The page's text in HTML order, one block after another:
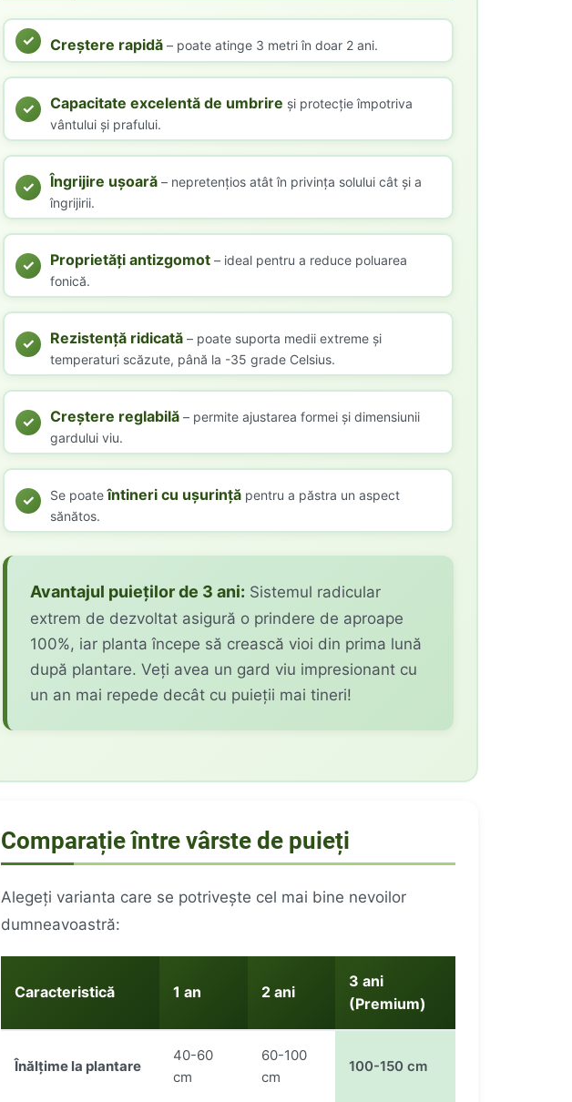
Creștere rapidă – poate atinge 3 metri în doar 2 ani.
Capacitate excelentă de umbrire și protecție împotriva
vântului și prafului.
Îngrijire ușoară – nepretențios atât în privința solului cât și a
îngrijirii.
Proprietăți antizgomot – ideal pentru a reduce poluarea
fonică.
Rezistență ridicată – poate suporta medii extreme și
temperaturi scăzute, până la -35 grade Celsius.
Creștere reglabilă – permite ajustarea formei și dimensiunii
gardului viu.
Se poateîntineri cu ușurință pentru a păstra un aspect
sănătos.
Avantajul puieților de 3 ani: Sistemul radicular
extrem de dezvoltat asigură o prindere de aproape
100%, iar planta începe să crească vioi din prima lună
după plantare. Veți avea un gard viu impresionant cu
un an mai repede decât cu puieții mai tineri!
Comparație între vârste de puieți
Alegeți varianta care se potrivește cel mai bine nevoilor
dumneavoastră:
Caracteristică 1 an 2 ani
3 ani
(Premium)
Înălțime la plantare
40-60
cm
60-100
cm
100-150 cm